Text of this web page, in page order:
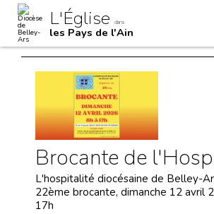
contenu.
Outils
personnels
L'Église dans
les Pays de l'Ain
Brocante de
L'hospitalité diocésaine de Belley-
22ème brocante, dimanche 12 avril
17h